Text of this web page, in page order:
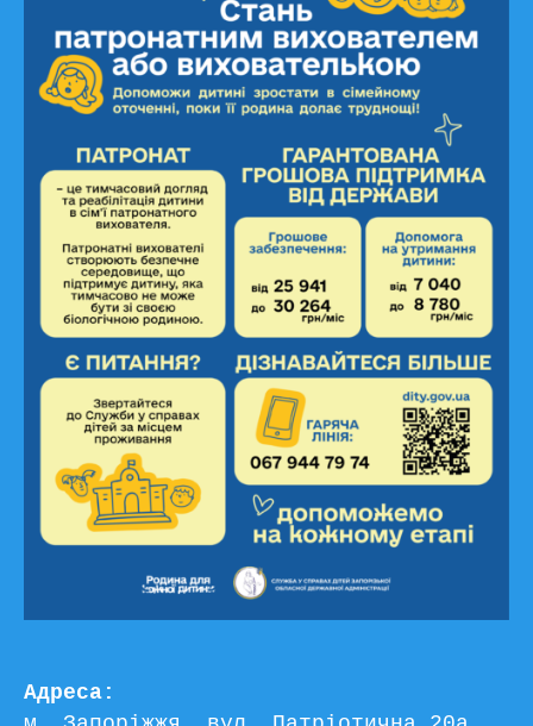
Адреса: